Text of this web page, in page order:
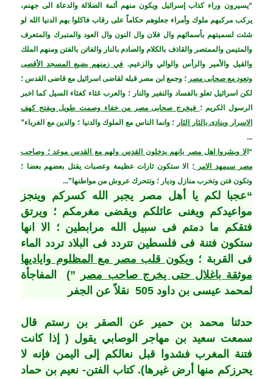
“يسيرون وراء كذاب إسرائيل ويكون منهم أئمة الضلالة والدعاة الى جهنم،
يركب مركبهم ملوك وأمراء جعلوهم حكاماً على رقاب فاكلوا بهم الدنيا الله لو
شئت لسميتهم بأسمائهم وال فلان وال النون وال العود والمتبرك والمتعرف
والمتيمن والممتصر والقاذف بالكلام والصادم بالنار والفاتن بالفتن ومنهم الملك
والقيل والأمير والرأس والوالي والزعيم. في زمنهم يضيع المسجد الأقصى
وتعود مع صحابى مصر ؛ وجمع ابن مصر قبله لقاضى اسرائيل مع قاضى القدس ؛
لكن اسرائيل تعلو بالفساد والنفير والنار ؛ والعرب غثاء كغثاء السيل كما اخبر
الرسول الكريم ؛ فيخرج صحابى مصر من خفاء وصمت طويل ويفتح كهف
الاسرار وينادى بالثار الثار ؛ وانما الناس مع الملوك والدنيا ؛ والدين مع الغرباء”
...
“ا لا وبشروا اهل مصر بانهم يدخلون القدس ولهم مع القدس موعد ؛ وصاحب
مصر سيمهد الامر؛ الا ستكون ثارات عظيمة وعصبات يقتل بعضهم بعضا ؛
وتكون فتن وتخرب منازل وديار ؛ وتتحرك عروش من مواطنها”...
“عجبا لكم يا أهل مصر يجبر الله كسركم وينجز
مواعيدكم ويغنى عائلكم ويقضى مغرمكم ؛ ويرتق
فتقكم ما دمتم فى سبيل الله مرابطين ؛ الا انها
ستكون فتنة فى فلسطين تتردد فى البلاد تردد الماء
فى القربة ؛ ويكون قلب مصر مع المظلوم واياديها
موثقة باغلال حتى يخرج صاحب مصر
”)
المفاجأة
لمحمد عيسى بن داود 505 نقلاً عن الجفر
حدثنا محمد بن حمير عن الصقر بن رستم قال
سمعت سعيد بن مهاجر الوصابي يقول ( إذا كانت
فتنة المغرب فشدوا قبل نعالكم إلى اليمن فإنه لا
يحرزكم منها أرض غيرها).كتاب الفتن- نعيم بن حماد